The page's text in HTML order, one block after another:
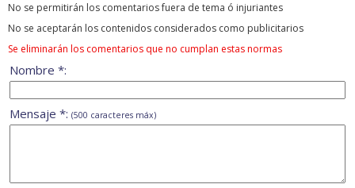
No se permitirán los comentarios fuera de tema ó injuriantes
No se aceptarán los contenidos considerados como publicitarios
Se eliminarán los comentarios que no cumplan estas normas
Nombre *:
Mensaje *: (500 caracteres máx)